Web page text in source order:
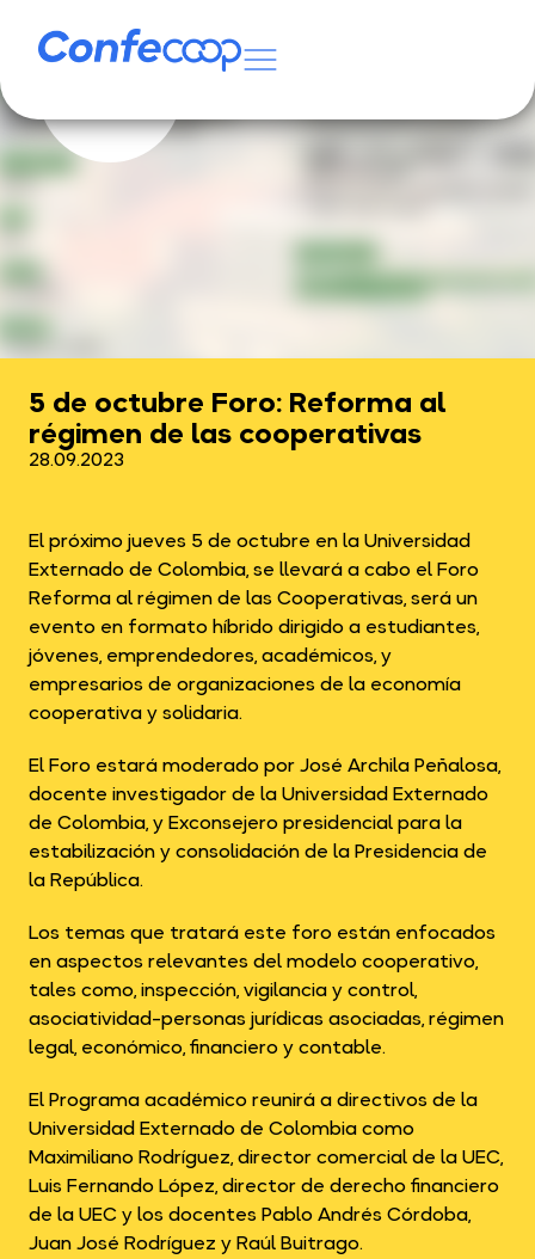
5 de octubre Foro: Reforma al
régimen de las cooperativas
28.09.2023
El próximo jueves 5 de octubre en la Universidad
Externado de Colombia, se llevará a cabo el Foro
Reforma al régimen de las Cooperativas, será un
evento en formato híbrido dirigido a estudiantes,
jóvenes, emprendedores, académicos, y
empresarios de organizaciones de la economía
cooperativa y solidaria.
El Foro estará moderado por José Archila Peñalosa,
docente investigador de la Universidad Externado
de Colombia, y Exconsejero presidencial para la
estabilización y consolidación de la Presidencia de
la República.
Los temas que tratará este foro están enfocados
en aspectos relevantes del modelo cooperativo,
tales como, inspección, vigilancia y control,
asociatividad-personas jurídicas asociadas, régimen
legal, económico, financiero y contable.
El Programa académico reunirá a directivos de la
Universidad Externado de Colombia como
Maximiliano Rodríguez, director comercial de la UEC,
Luis Fernando López, director de derecho financiero
de la UEC y los docentes Pablo Andrés Córdoba,
Juan José Rodríguez y Raúl Buitrago.